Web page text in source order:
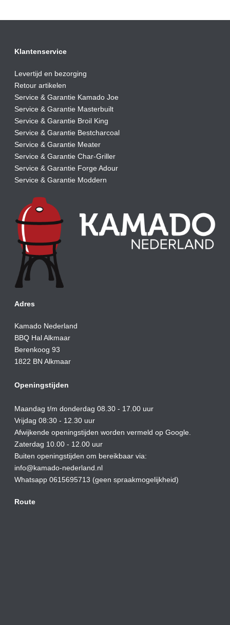
Klantenservice
Levertijd en bezorging
Retour artikelen
Service & Garantie Kamado Joe
Service & Garantie Masterbuilt
Service & Garantie Broil King
Service & Garantie Bestcharcoal
Service & Garantie Meater
Service & Garantie Char-Griller
Service & Garantie Forge Adour
Service & Garantie Moddern
Adres
Kamado Nederland
BBQ Hal Alkmaar
Berenkoog 93
1822 BN Alkmaar
Openingstijden
Maandag t/m donderdag 08.30 - 17.00 uur
Vrijdag 08:30 - 12.30 uur
Afwijkende openingstijden worden vermeld op Google.
Zaterdag 10.00 - 12.00 uur
Buiten openingstijden om bereikbaar via:
info@kamado-nederland.nl
Whatsapp 0615695713 (geen spraakmogelijkheid)
Route